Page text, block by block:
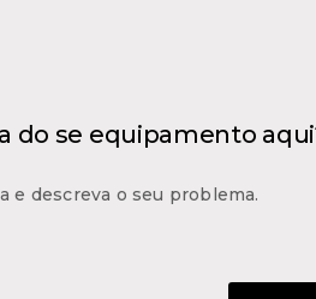
do se equipamento
e descreva o seu problema.